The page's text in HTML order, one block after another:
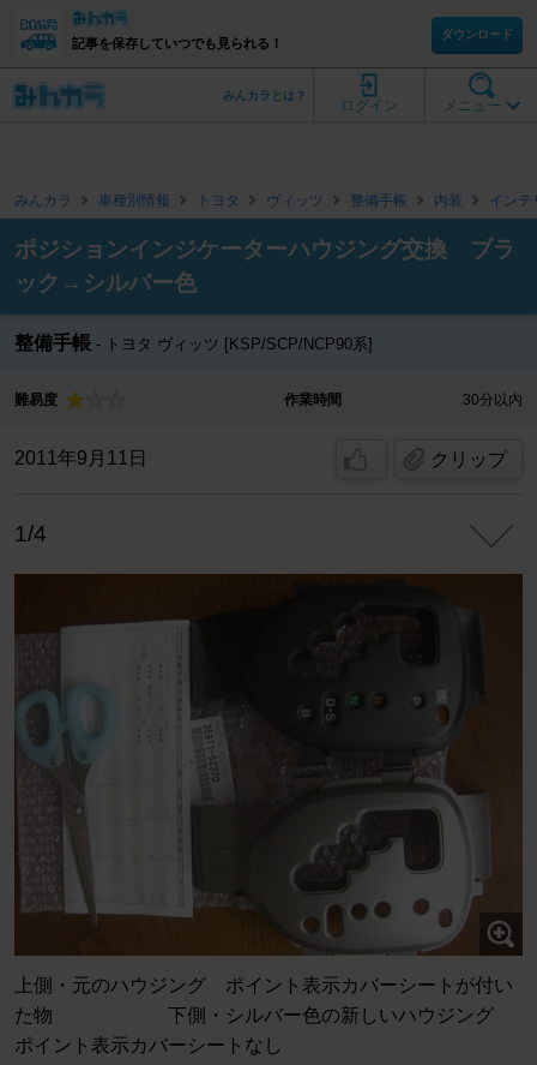
記事を保存していつでも見られる！
ダウンロード
メニュー
ログイン
みんカラとは？
みんカラ 車種別情報 トヨタ ヴィッツ 整備手帳 内装 インテ
ポジションインジケーターハウジング交換 ブラ
ック→シルバー色
整備手帳 トヨタ ヴィッツ [KSP/SCP/NCP90系]
難易度 作業時間 30分以内
2011年9月11日 クリップ
1/4
上側・元のハウジング ポイント表示カバーシートが付い
た物 下側・シルバー色の新しいハウジング
ポイント表示カバーシートなし